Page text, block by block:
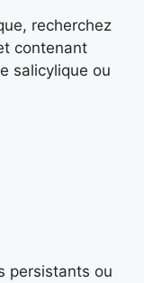
recherchez
contenant
salicylique ou
persistants ou